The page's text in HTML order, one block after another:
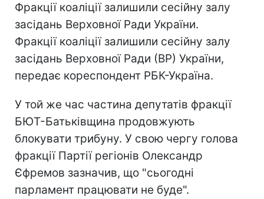
Фракції коаліції залишили сесійну залу
засідань Верховної Ради України.
Фракції коаліції залишили сесійну залу
засідань Верховної Ради (ВР) України,
передає кореспондент РБК-Україна.
У той же час частина депутатів фракції
БЮТ-Батьківщина продовжують
блокувати трибуну. У свою чергу голова
фракції Партії регіонів Олександр
Єфремов зазначив, що "сьогодні
парламент працювати не буде".